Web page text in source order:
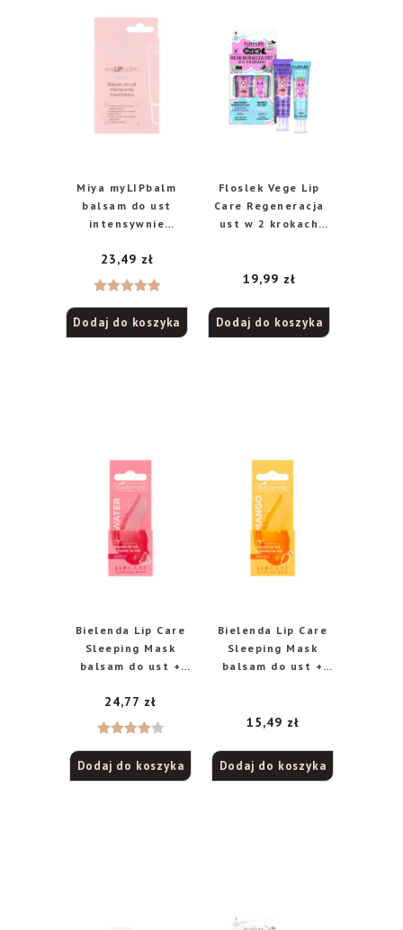
Miya myLIPbalm
balsam do ust
intensywnie
5.00na 5
23,49 zł
Dodaj do koszyka
Floslek Vege Lip
Care Regeneracja
ust w 2 krokach
14 g
19,99 zł
Dodaj do koszyka
Bielenda Lip Care
Sleeping Mask
balsam do ust +
Arbuz, 10 g
4.00na
24,77 zł
Dodaj do koszyka
Bielenda Lip Care
Sleeping Mask
balsam do ust +
15,49 zł
Dodaj do koszyka